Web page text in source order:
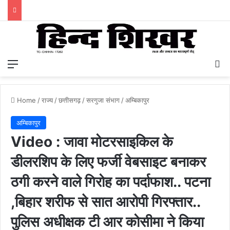
Home /राज्य/छत्तीसगढ़/सरगुजा संभाग/अम्बिकापुर
अम्बिकापुर
Video : जावा मोटरसाइकिल के
डीलरशिप के लिए फर्जी वेबसाइट बनाकर
ठगी करने वाले गिरोह का पर्दाफाश.. पटना
,बिहार शरीफ से सात आरोपी गिरफ्तार..
पुलिस अधीक्षक टी आर कोसीमा ने किया